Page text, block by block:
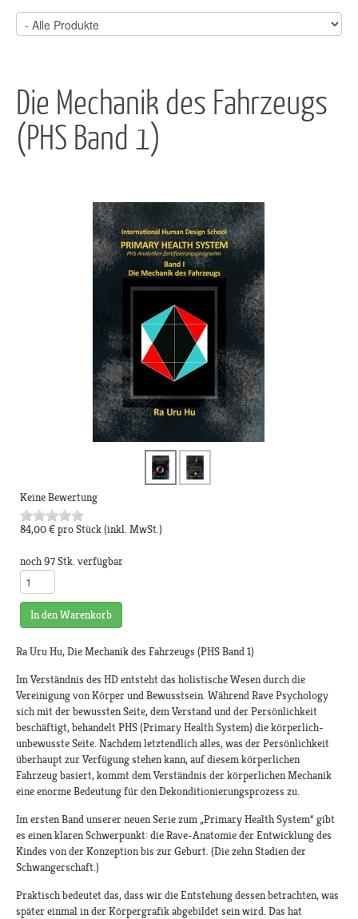
Die Mechanik des Fahrzeugs
(PHS Band 1)
Keine Bewertung
84,00 €pro Stück(inkl. MwSt.)
noch 97 Stk. verfügbar
In den Warenkorb
Ra Uru Hu, Die Mechanik des Fahrzeugs (PHS Band 1)
Im Verständnis des HD entsteht das holistische Wesen durch die
Vereinigung von Körper und Bewusstsein. Während Rave Psychology
sich mit der bewussten Seite, dem Verstand und der Persönlichkeit
beschäftigt, behandelt PHS (Primary Health System) die körperlich-
unbewusste Seite. Nachdem letztendlich alles, was der Persönlichkeit
überhaupt zur Verfügung stehen kann, auf diesem körperlichen
Fahrzeug basiert, kommt dem Verständnis der körperlichen Mechanik
eine enorme Bedeutung für den Dekonditionierungsprozess zu.
Im ersten Band unserer neuen Serie zum „Primary Health System“ gibt
es einen klaren Schwerpunkt: die Rave-Anatomie der Entwicklung des
Kindes von der Konzeption bis zur Geburt. (Die zehn Stadien der
Schwangerschaft.)
Praktisch bedeutet das, dass wir die Entstehung dessen betrachten, was
später einmal in der Körpergrafik abgebildet sein wird. Das hat